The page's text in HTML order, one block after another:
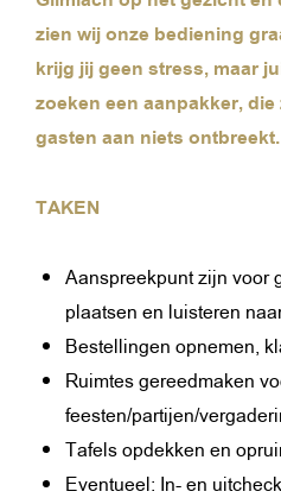
zien wij onze bediening
krijg jij geen stress, maar
zoeken een aanpakker,
gasten aan niets ontbreekt.
TAKEN
Aanspreekpunt zijn voor
plaatsen en luisteren
Bestellingen opnemen,
Ruimtes gereedmaken
feesten/partijen/
Tafels opdekken en
Eventueel: In- en